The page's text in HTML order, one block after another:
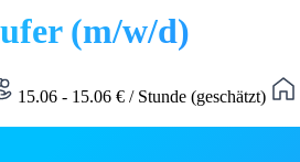
(m/w/d)
15.06 - 15.06 € / Stunde (geschätzt)